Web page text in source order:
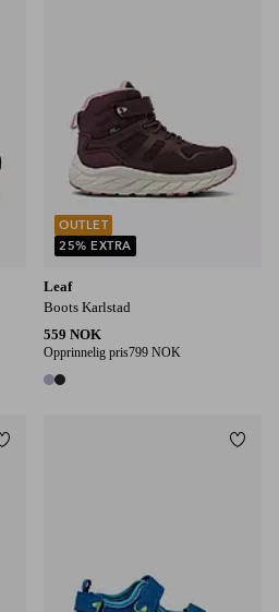
Leaf
Boots Karlstad
559 NOK
Opprinnelig pris799 NOK
2 farger
OUTLET
25% EXTRA
Legg til favoritter